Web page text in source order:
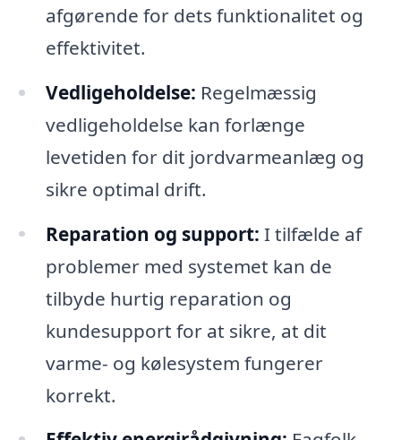
afgørende for dets funktionalitet og
effektivitet.
Vedligeholdelse: Regelmæssig
vedligeholdelse kan forlænge
levetiden for dit jordvarmeanlæg og
sikre optimal drift.
Reparation og support: I tilfælde af
problemer med systemet kan de
tilbyde hurtig reparation og
kundesupport for at sikre, at dit
varme- og kølesystem fungerer
korrekt.